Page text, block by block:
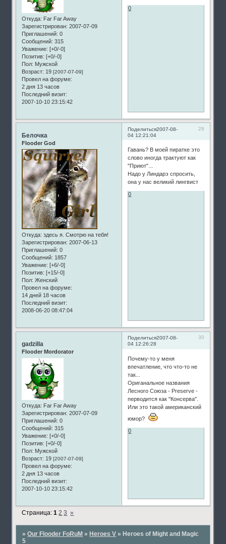
Откуда: Far Far Away
Зарегистрирован: 2007-07-09
Приглашений: 0
Сообщений: 315
Уважение: [+0/-0]
Позитив: [+0/-0]
Пол: Мужской
Возраст: 19[2007-07-09]
Провел на форуме:
2 дня 13 часов
Последний визит:
2007-10-10 23:15:42
0
Поделиться 29
2007-08-
04 12:21:04
Белочка
Flooder God
Откуда: здесь я. Смотрю на тебя!
Зарегистрирован: 2007-06-13
Приглашений: 0
Сообщений: 1857
Уважение: [+6/-0]
Позитив: [+15/-0]
Пол: Женский
Провел на форуме:
14 дней 18 часов
Последний визит:
2008-06-20 08:47:04
Гавань? В моей пиратке это
слово иногда трактуют как
"Приют"...
Надо у Линдарэ спросить,
она у нас великий лингвист
0
Поделиться 30
2007-08-
04 12:26:28
gadzilla
Flooder Mordorator
Откуда: Far Far Away
Зарегистрирован: 2007-07-09
Приглашений: 0
Сообщений: 315
Уважение: [+0/-0]
Позитив: [+0/-0]
Пол: Мужской
Возраст: 19[2007-07-09]
Провел на форуме:
2 дня 13 часов
Последний визит:
2007-10-10 23:15:42
Почему-то у меня
впечатление, что что-то не
так...
Ориганальное названия
Лесного Союза - Preserve -
перводится как "Консерва".
Или это такой американский
юмор?
0
Страница:1 2 3 »
»Our Flooder FoRuM » Heroes V » Heroes of Might and Magic
5